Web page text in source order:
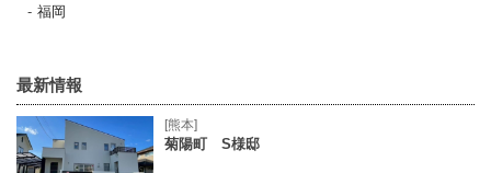
福岡
最新情報
[熊本]
菊陽町 S様邸